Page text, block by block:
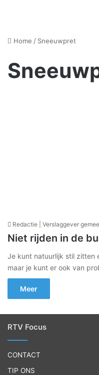
Home / Sneeuwpret
Redactie | Verslaggever
Niet rijden in de
Je kunt natuurlijk stil zitten
maar je kunt er ook van
Meer
RTV Focus
CONTACT
TIP ONS